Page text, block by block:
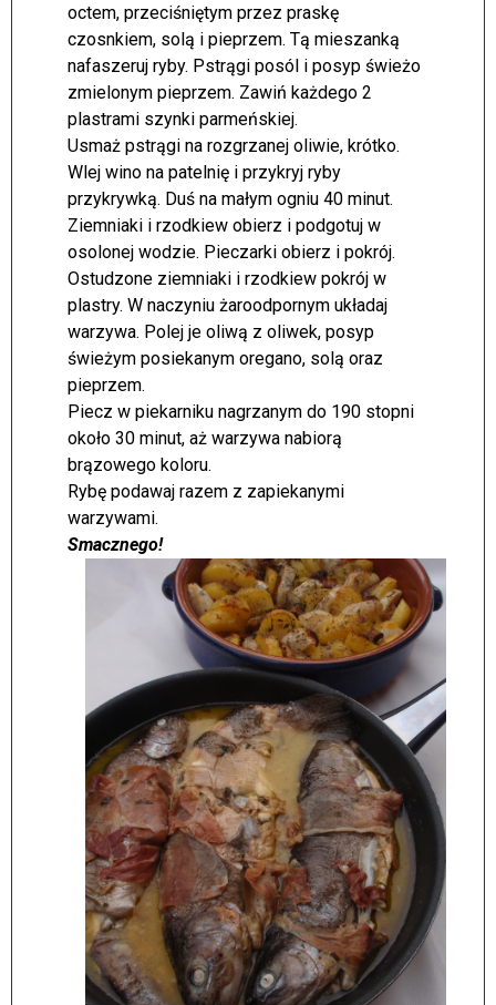
octem, przeciśniętym przez praskę
czosnkiem, solą i pieprzem. Tą mieszanką
nafaszeruj ryby. Pstrągi posól i posyp świeżo
zmielonym pieprzem. Zawiń każdego 2
plastrami szynki parmeńskiej.
Usmaż pstrągi na rozgrzanej oliwie, krótko.
Wlej wino na patelnię i przykryj ryby
przykrywką. Duś na małym ogniu 40 minut.
Ziemniaki i rzodkiew obierz i podgotuj w
osolonej wodzie. Pieczarki obierz i pokrój.
Ostudzone ziemniaki i rzodkiew pokrój w
plastry. W naczyniu żaroodpornym układaj
warzywa. Polej je oliwą z oliwek, posyp
świeżym posiekanym oregano, solą oraz
pieprzem.
Piecz w piekarniku nagrzanym do 190 stopni
około 30 minut, aż warzywa nabiorą
brązowego koloru.
Rybę podawaj razem z zapiekanymi
warzywami.
Smacznego!